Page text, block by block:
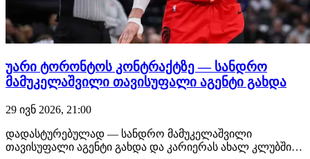
უარი ტორონტოს კონტრაქტზე — სანდრო
მამუკელაშვილი თავისუფალი აგენტი გახდა
29 ივნ 2026, 21:00
დადასტურებულად — სანდრო მამუკელაშვილი
თავისუფალი აგენტი გახდა და კარიერას ახალ კლუბში